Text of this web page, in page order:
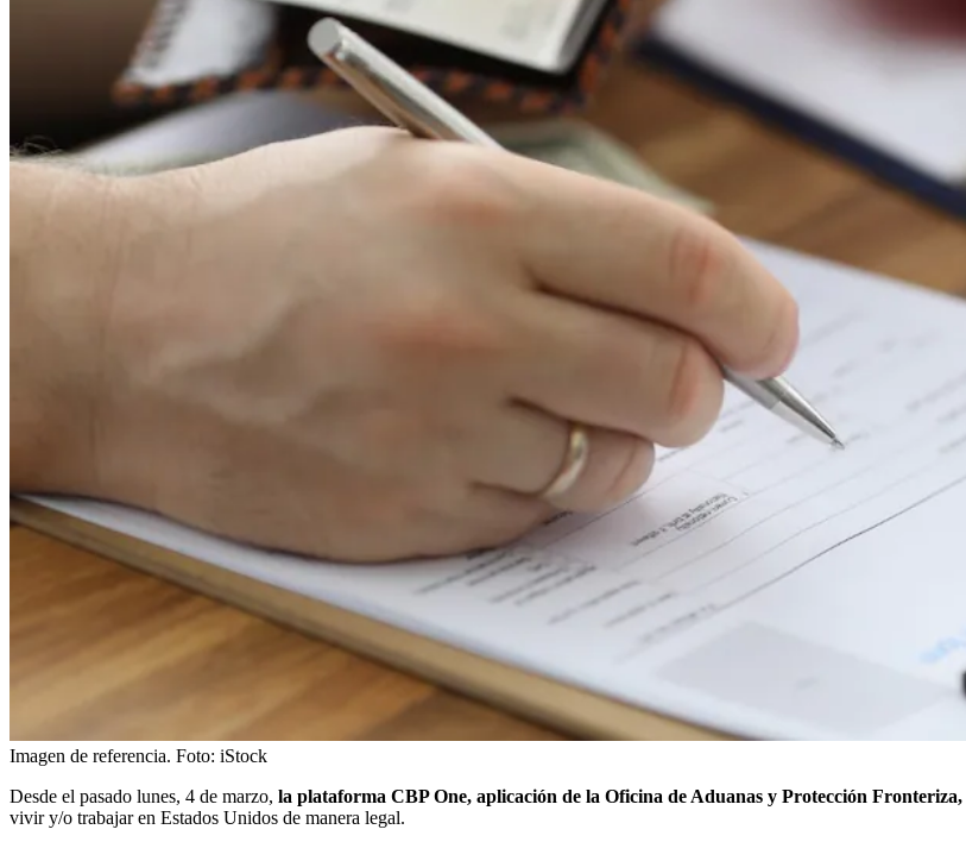
Imagen de referencia. Foto: iStock
Desde el pasado lunes, 4 de marzo, la plataforma CBP One, aplicación de la Oficina de Aduanas y Protección Fronteriza,
vivir y/o trabajar en Estados Unidos de manera legal.